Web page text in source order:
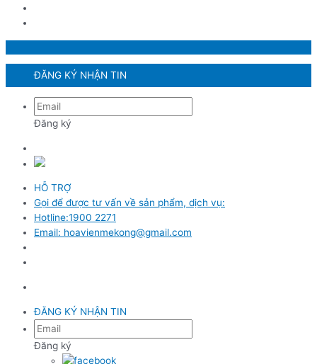
ĐĂNG KÝ NHẬN TIN
Đăng ký
HỖ TRỢ
Gọi để được tư vấn về sản phẩm, dịch vụ:
Hotline:1900 2271
Email: hoavienmekong@gmail.com
ĐĂNG KÝ NHẬN TIN
Đăng ký